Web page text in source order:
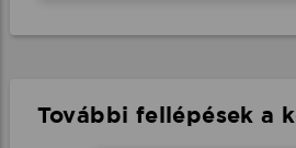
További fellépések a